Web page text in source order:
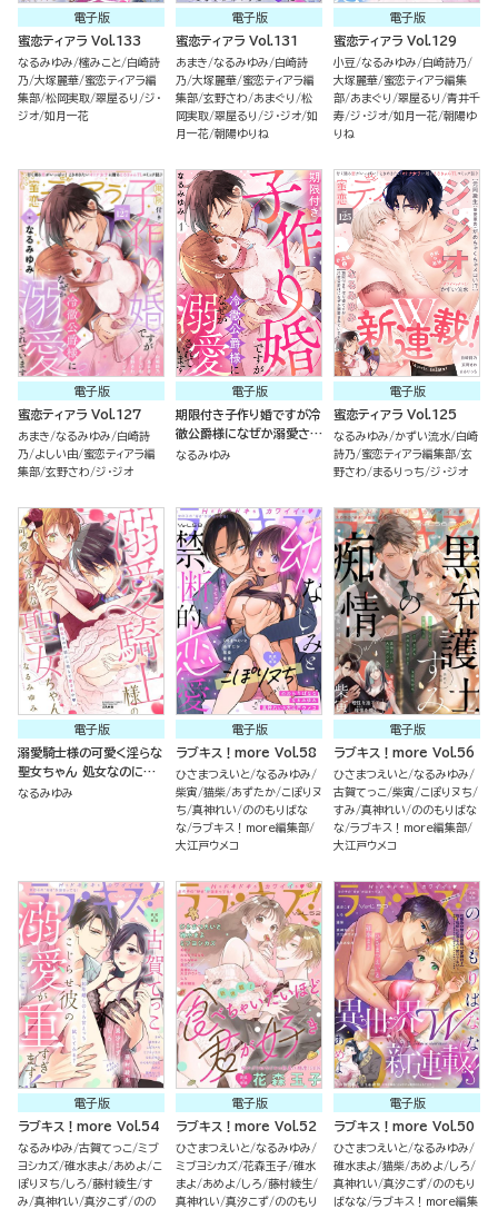
電子版
蜜恋ティアラ Vol.133
なるみゆみ 櫁みこと
白崎詩
乃 大塚麗華 蜜恋ティアラ編
集部 松岡実取 翠屋るり
ジ・
ジオ 如月一花
電子版
蜜恋ティアラ Vol.131
あまき なるみゆみ
白崎詩
乃 大塚麗華 蜜恋ティアラ編
集部 玄野さわ あまぐり
松
岡実取 翠屋るり ジ・ジオ 如
月一花 朝陽ゆりね
電子版
蜜恋ティアラ Vol.129
小豆 なるみゆみ
白崎詩乃
大塚麗華 蜜恋ティアラ編集
部 あまぐり 翠屋るり
青井千
寿 ジ・ジオ 如月一花 朝陽ゆ
りね
電子版
蜜恋ティアラ Vol.127
あまき なるみゆみ
白崎詩
乃
よしい由 蜜恋ティアラ編
集部 玄野さわ ジ・ジオ
電子版
期限付き子作り婚ですが冷
徹公爵様になぜか溺愛され
ています（分冊版）
なるみゆみ
電子版
蜜恋ティアラ Vol.125
なるみゆみ かずい流水 白崎
詩乃
蜜恋ティアラ編集部 玄
野さわ
まるりっち ジ・ジオ
電子版
溺愛騎士様の可愛く淫らな
聖女ちゃん 処女なのに朝
から晩まで愛され中
なるみゆみ
電子版
ラブキス！more Vol.58
ひさまつえいと なるみゆみ
柴寅 猫柴 あずたか こぽりヌ
ち 真神れい
ののもりばな
な ラブキス！more編集部
大江戸ウメコ
電子版
ラブキス！more Vol.56
ひさまつえいと なるみゆみ
古賀てっこ 柴寅
こぽりヌち
すみ 真神れい
ののもりばな
な ラブキス！more編集部
大江戸ウメコ
電子版
ラブキス！more Vol.54
なるみゆみ 古賀てっこ ミブ
ヨシカズ 碓水まよ あめよ
こ
ぽりヌち
しろ 藤村綾生 す
み 真神れい 真汐こず のの
電子版
ラブキス！more Vol.52
ひさまつえいと なるみゆみ
ミブヨシカズ 花森玉子 碓水
まよ
あめよ しろ 藤村綾生
真神れい 真汐こず ののもり
電子版
ラブキス！more Vol.50
ひさまつえいと なるみゆみ
碓水まよ 猫柴 あめよ
しろ
真神れい 真汐こず ののもり
ばなな ラブキス！more編集